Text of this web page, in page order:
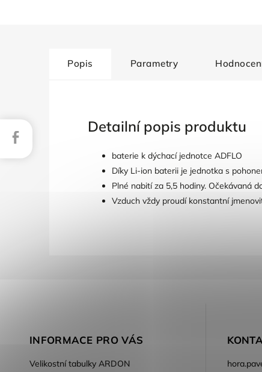
Popis Parametry
Detailní popis produktu
baterie k dýchací jednotce ADFLO
Díky Li-ion baterii je jednotka s
Plné nabití za 5,5 hodiny. Očekávaná
Vzduch vždy proudí konstantní
INFORMACE PRO VÁS
Velikostní tabulky ARDON